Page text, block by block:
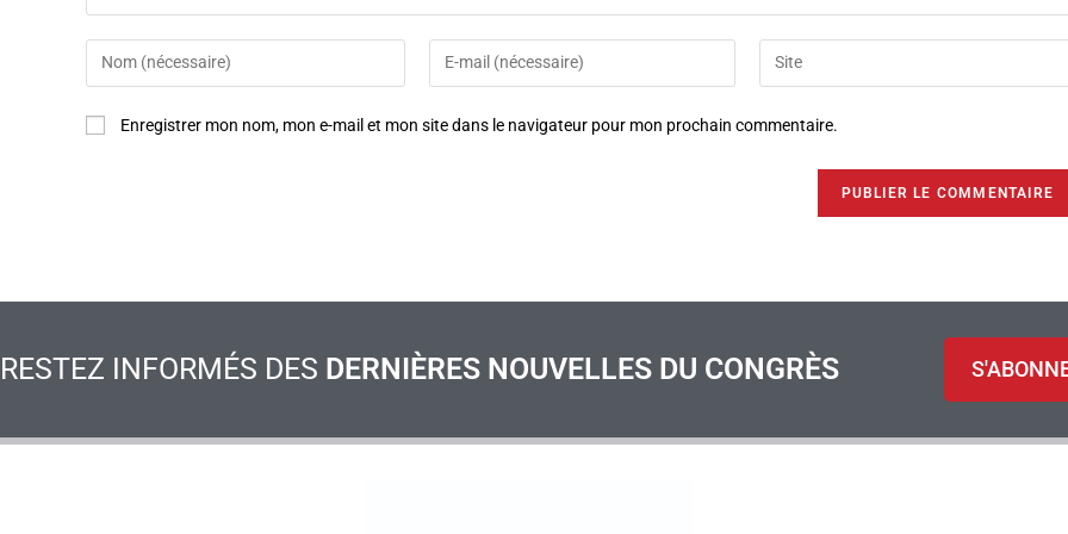
Enregistrer mon nom, mon e-mail et mon site dans le navigateur pour mon prochain commentaire.
RESTEZ INFORMÉS DES DERNIÈRES NOUVELLES DU CONGRÈS